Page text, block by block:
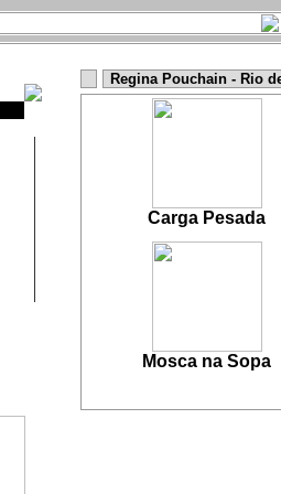
Regina Pouchain - Rio
Carga Pesada
Mosca na Sopa